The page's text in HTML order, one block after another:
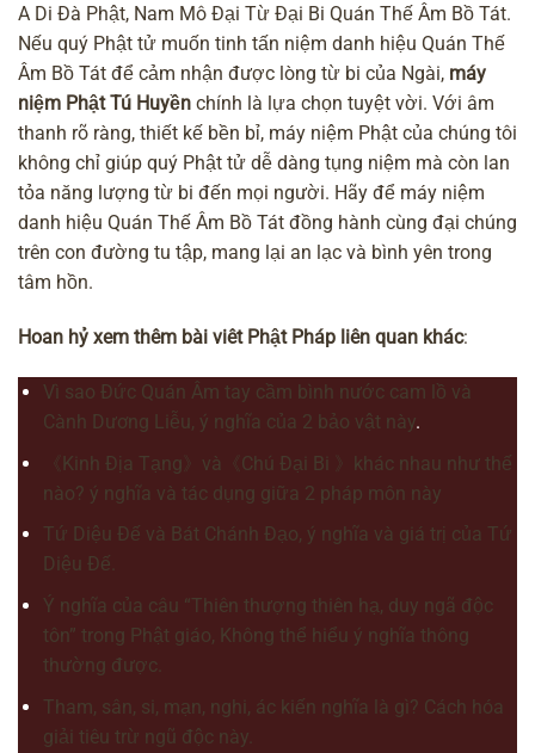
A Di Đà Phật, Nam Mô Đại Từ Đại Bi Quán Thế Âm Bồ Tát.
Nếu quý Phật tử muốn tinh tấn niệm danh hiệu Quán Thế
Âm Bồ Tát để cảm nhận được lòng từ bi của Ngài, máy
niệm Phật Tú Huyền chính là lựa chọn tuyệt vời. Với âm
thanh rõ ràng, thiết kế bền bỉ, máy niệm Phật của chúng tôi
không chỉ giúp quý Phật tử dễ dàng tụng niệm mà còn lan
tỏa năng lượng từ bi đến mọi người. Hãy để máy niệm
danh hiệu Quán Thế Âm Bồ Tát đồng hành cùng đại chúng
trên con đường tu tập, mang lại an lạc và bình yên trong
tâm hồn.
Hoan hỷ xem thêm bài viêt Phật Pháp liên quan khác:
Vì sao Đức Quán Âm tay cầm bình nước cam lồ và
Cành Dương Liễu, ý nghĩa của 2 bảo vật này.
《Kinh Địa Tạng》và《Chú Đại Bi 》khác nhau như thế
nào? ý nghĩa và tác dụng giữa 2 pháp môn này
Tứ Diệu Đế và Bát Chánh Đạo, ý nghĩa và giá trị của Tứ
Diệu Đế.
Ý nghĩa của câu “Thiên thượng thiên hạ, duy ngã độc
tôn” trong Phật giáo, Không thể hiểu ý nghĩa thông
thường được.
Tham, sân, si, mạn, nghi, ác kiến nghĩa là gì? Cách hóa
giải tiêu trừ ngũ độc này.